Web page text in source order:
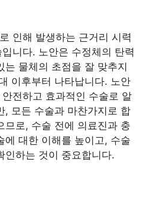
인해 발생하는 근거리 시력
니다. 노안은 수정체의 탄력
는 물체의 초점을 잘 맞추지
이후부터 나타납니다. 노안
전하고 효과적인 수술로 알
, 모든 수술과 마찬가지로 합
므로, 수술 전에 의료진과 충
에 대한 이해를 높이고, 수술
인하는 것이 중요합니다.